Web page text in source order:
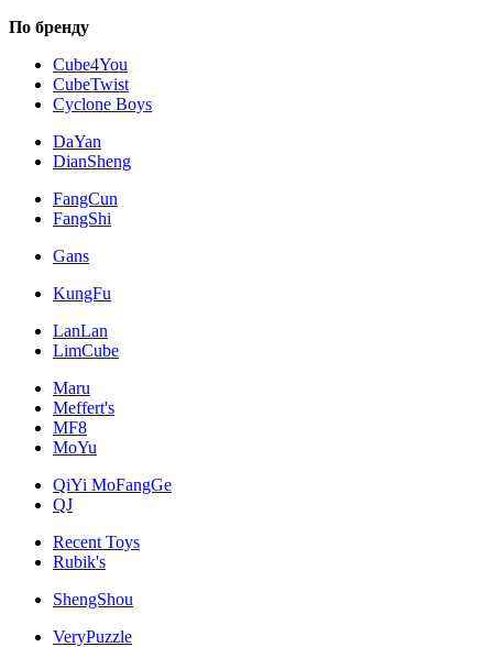
По бренду
Cube4You
CubeTwist
Cyclone Boys
DaYan
DianSheng
FangCun
FangShi
Gans
KungFu
LanLan
LimCube
Maru
Meffert's
MF8
MoYu
QiYi MoFangGe
QJ
Recent Toys
Rubik's
ShengShou
VeryPuzzle